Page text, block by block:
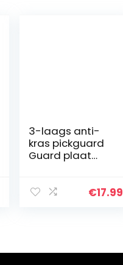
3-laags anti-
kras pickguard
Guard plaat
muziekinstrume
€17.99